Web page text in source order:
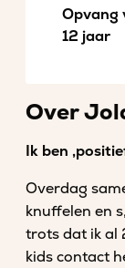
Opvang
12 jaar
Over
Ik ben
Overdag
knuffelen en
trots dat ik al
kids contact